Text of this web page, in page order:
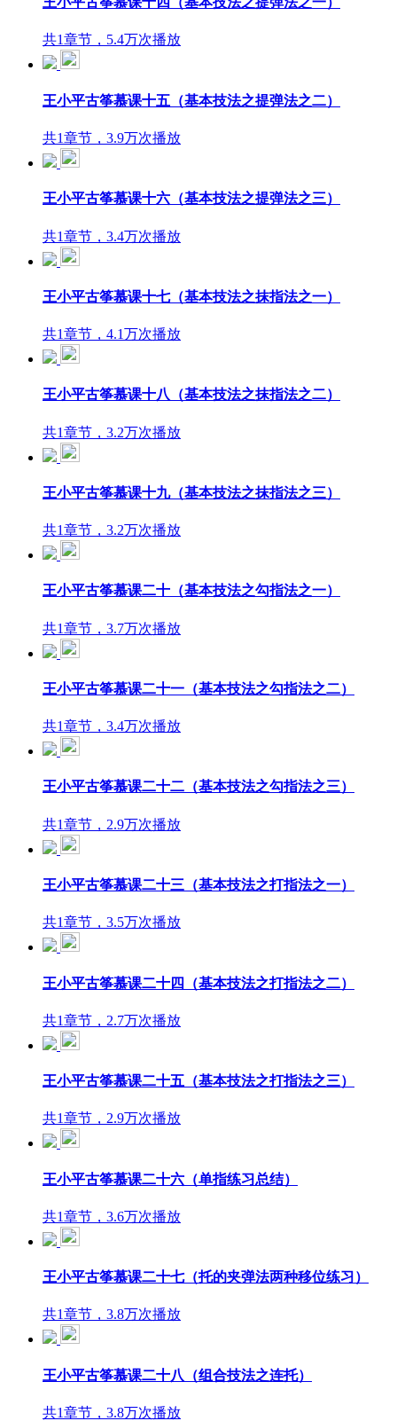
共1章节，5.4万次播放
王小平古筝慕课十五（基本技法之提弹法之二）
共1章节，3.9万次播放
王小平古筝慕课十六（基本技法之提弹法之三）
共1章节，3.4万次播放
王小平古筝慕课十七（基本技法之抹指法之一）
共1章节，4.1万次播放
王小平古筝慕课十八（基本技法之抹指法之二）
共1章节，3.2万次播放
王小平古筝慕课十九（基本技法之抹指法之三）
共1章节，3.2万次播放
王小平古筝慕课二十（基本技法之勾指法之一）
共1章节，3.7万次播放
王小平古筝慕课二十一（基本技法之勾指法之二）
共1章节，3.4万次播放
王小平古筝慕课二十二（基本技法之勾指法之三）
共1章节，2.9万次播放
王小平古筝慕课二十三（基本技法之打指法之一）
共1章节，3.5万次播放
王小平古筝慕课二十四（基本技法之打指法之二）
共1章节，2.7万次播放
王小平古筝慕课二十五（基本技法之打指法之三）
共1章节，2.9万次播放
王小平古筝慕课二十六（单指练习总结）
共1章节，3.6万次播放
王小平古筝慕课二十七（托的夹弹法两种移位练习）
共1章节，3.8万次播放
王小平古筝慕课二十八（组合技法之连托）
共1章节，3.8万次播放